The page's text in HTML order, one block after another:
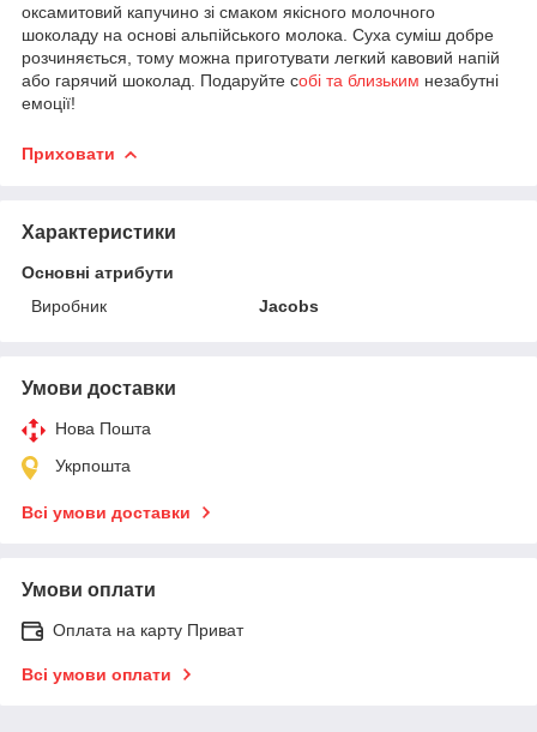
оксамитовий капучино зі смаком якісного молочного
шоколаду на основі альпійського молока. Суха суміш добре
розчиняється, тому можна приготувати легкий кавовий напій
або гарячий шоколад. Подаруйте собі та близьким незабутні
емоції!
Приховати
Характеристики
Основні атрибути
Виробник
Jacobs
Умови доставки
Нова Пошта
Укрпошта
Всі умови доставки
Умови оплати
Оплата на карту Приват
Всі умови оплати